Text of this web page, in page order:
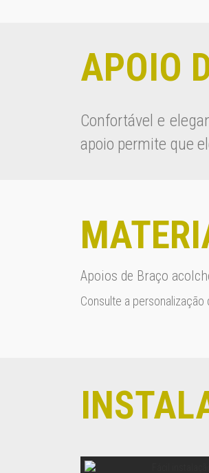
APOIO
Confortável e
apoio permite que
Apoios de Braço
Consulte a